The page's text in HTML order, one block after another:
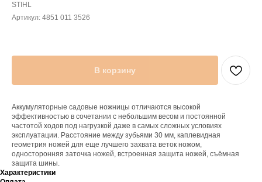
STIHL
Артикул: 4851 011 3526
В корзину
Аккумуляторные садовые ножницы отличаются высокой
эффективностью в сочетании с небольшим весом и постоянной
частотой ходов под нагрузкой даже в самых сложных условиях
эксплуатации. Расстояние между зубьями 30 мм, каплевидная
геометрия ножей для еще лучшего захвата веток ножом,
односторонняя заточка ножей, встроенная защита ножей, съёмная
защита шины.
Характеристики